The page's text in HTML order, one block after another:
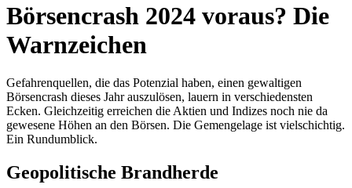
Börsencrash 2024 voraus? Die
Warnzeichen
Gefahrenquellen, die das Potenzial haben, einen gewaltigen
Börsencrash dieses Jahr auszulösen, lauern in verschiedensten
Ecken. Gleichzeitig erreichen die Aktien und Indizes noch nie da
gewesene Höhen an den Börsen. Die Gemengelage ist vielschichtig.
Ein Rundumblick.
Geopolitische Brandherde